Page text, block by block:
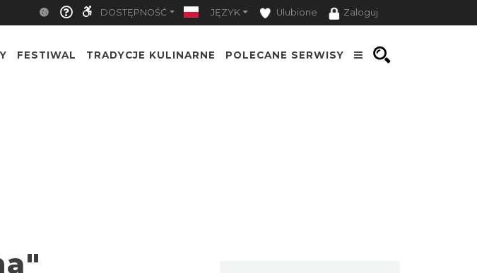
DOSTĘPNOŚĆ JĘZYK Ulubione Zaloguj
FESTIWAL TRADYCJE KULINARNE POLECANE SERWISY